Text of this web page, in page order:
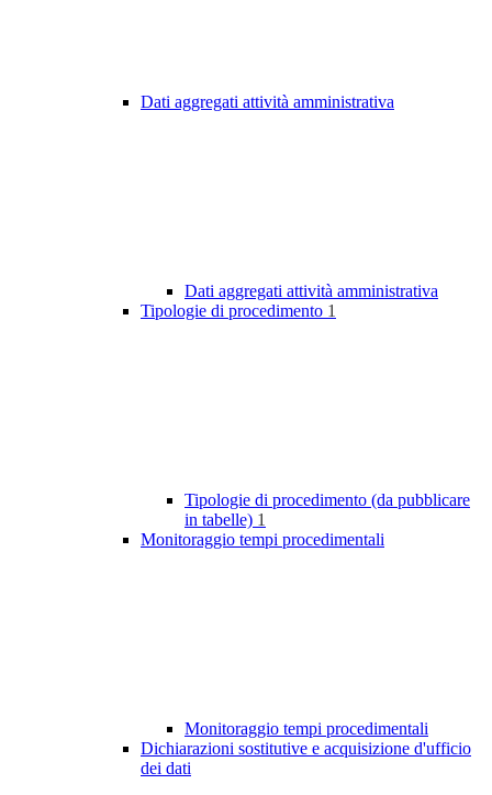
Dati aggregati attività amministrativa
Dati aggregati attività amministrativa
Tipologie di procedimento 1
Tipologie di procedimento (da pubblicare
in tabelle) 1
Monitoraggio tempi procedimentali
Monitoraggio tempi procedimentali
Dichiarazioni sostitutive e acquisizione d'ufficio
dei dati